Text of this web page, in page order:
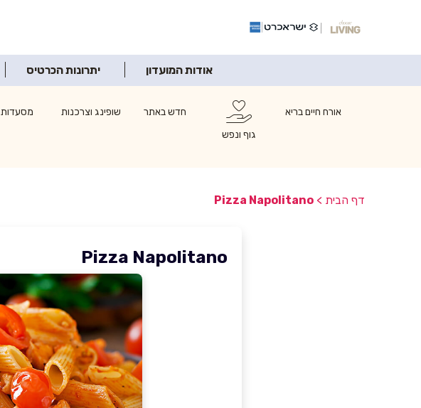
אודות המועדון יתרונות הכרטיס
אורח חיים בריא
גוף ונפש
חדש באתר שופינג וצרכנות מסעדות
דף הבית >
Pizza Napolitano
Pizza Napolitano